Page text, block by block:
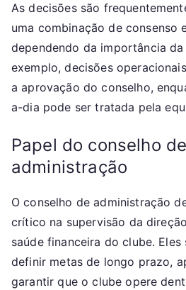
As decisões são
uma combinação de consenso
dependendo da importância
exemplo, decisões
a aprovação do conselho,
a-dia pode ser tratada pela
Papel do conselho de
administração
O conselho de administração
crítico na supervisão da
saúde financeira do clube.
definir metas de longo prazo,
garantir que o clube opere